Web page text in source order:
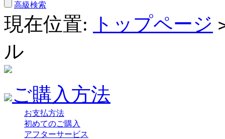
高級検索
現在位置: トップページ
ル
ご購入方法
お支払方法
初めてのご購入
アフターサービス